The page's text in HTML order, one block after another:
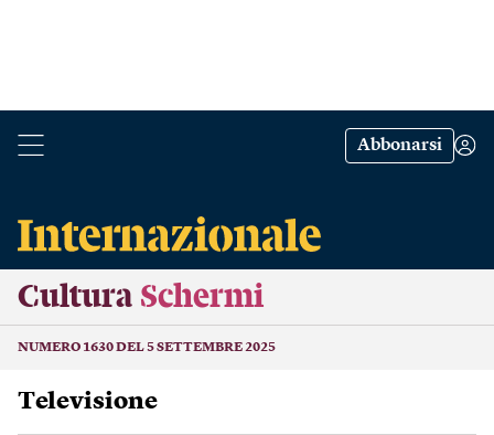
Abbonarsi
Cultura Schermi
NUMERO 1630 DEL 5 SETTEMBRE 2025
Televisione